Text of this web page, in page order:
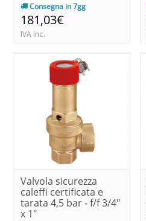
Consegna in 7gg
181,03€
IVA Inc.
Valvola sicurezza
caleffi certificata e
tarata 4,5 bar - f/f 3/4"
x 1"